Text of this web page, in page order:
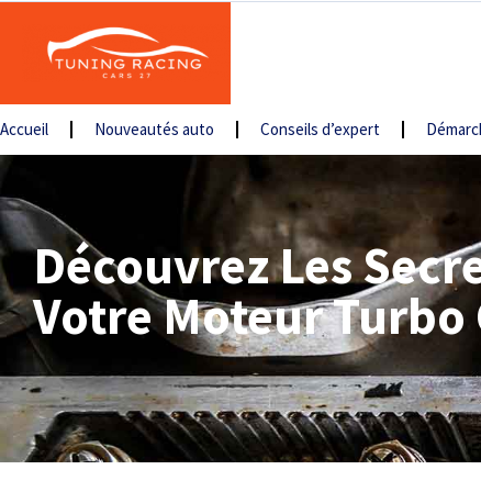
Accueil Nouveautés auto Conseils d’expert
Découvrez Les
Votre Moteur Turbo